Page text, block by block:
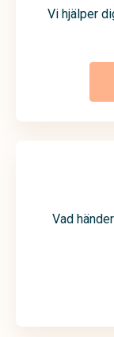
Vi hjälper
Vad